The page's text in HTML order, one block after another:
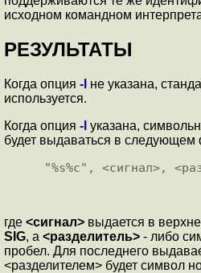
исходном командном
РЕЗУЛЬТАТЫ
Когда опция -l не указана,
используется.
Когда опция -l указана,
будет выдаваться в следующем
где <сигнал> выдается в
SIG, а <разделитель> - либо
пробел. Для последнего
<разделителем> будет символ